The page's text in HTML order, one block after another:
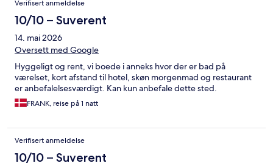
Verifisert anmeldelse
10/10 – Suverent
14. mai 2026
Oversett med Google
Hyggeligt og rent, vi boede i anneks hvor der er bad på
værelset, kort afstand til hotel, skøn morgenmad og restaurant
er anbefalelsesværdigt. Kan kun anbefale dette sted.
FRANK, reise på 1 natt
Verifisert anmeldelse
10/10 – Suverent